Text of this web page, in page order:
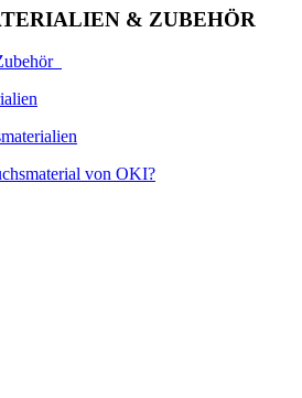
& ZUBEHÖR
von OKI?